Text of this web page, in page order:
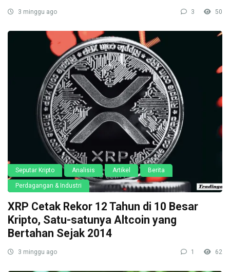
3 minggu ago 3 50
Seputar Kripto Analisis Artikel Berita
Perdagangan & Industri
XRP Cetak Rekor 12 Tahun di 10 Besar
Kripto, Satu-satunya Altcoin yang
Bertahan Sejak 2014
3 minggu ago 1 62